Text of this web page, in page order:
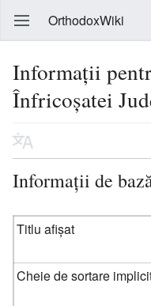
OrthodoxWiki
Informații
Înfricoșatei
Informații de
Titlu afișat
Cheie de sortare